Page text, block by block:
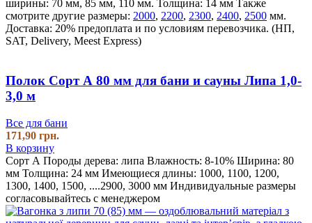
ширины: 70 мм, 85 мм, 110 мм. Толщина: 14 мм Также
смотрите другие размеры: 2000, 2200, 2300, 2400, 2500 мм.
Доставка: 20% предоплата и по условиям перевозчика. (НП,
SAT, Delivery, Meest Express)
Полок Сорт А 80 мм для бани и сауны Липа 1,0-
3,0 м
Все для бани
171,90 грн.
В корзину
Сорт А Породы дерева: липа Влажность: 8-10% Ширина: 80
мм Толщина: 24 мм Имеющиеся длины: 1000, 1100, 1200,
1300, 1400, 1500, ....2900, 3000 мм Индивидуальные размеры
согласовывайтесь с менеджером